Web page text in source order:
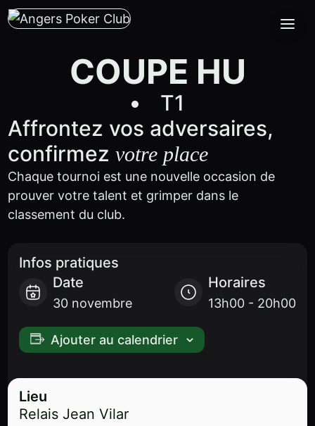
COUPE HU
T1
Affrontez vos adversaires,
confirmezvotre place
Chaque tournoi est une nouvelle occasion de
prouver votre talent et grimper dans le
classement du club.
Infos pratiques
Date
30 novembre
Horaires
13h00 - 20h00
Ajouter au calendrier
Lieu
Relais Jean Vilar